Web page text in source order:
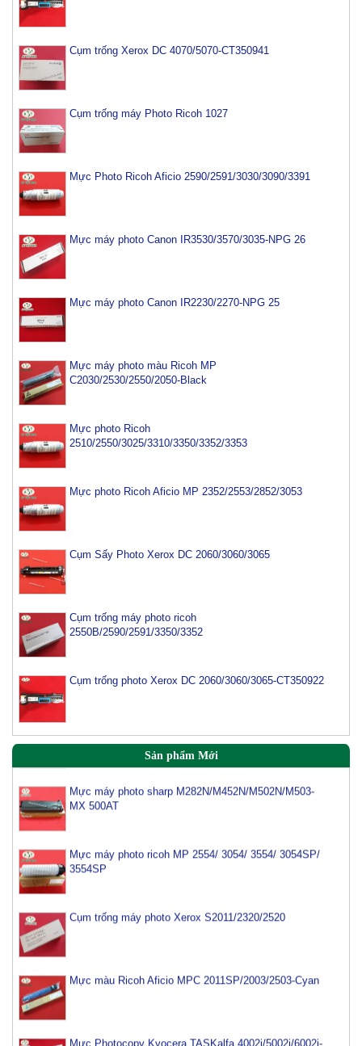
Cụm trống Xerox DC 4070/5070-CT350941
Cụm trống máy Photo Ricoh 1027
Mực Photo Ricoh Aficio 2590/2591/3030/3090/3391
Mực máy photo Canon IR3530/3570/3035-NPG 26
Mực máy photo Canon IR2230/2270-NPG 25
Mực máy photo màu Ricoh MP
C2030/2530/2550/2050-Black
Mực photo Ricoh
2510/2550/3025/3310/3350/3352/3353
Mực photo Ricoh Aficio MP 2352/2553/2852/3053
Cụm Sấy Photo Xerox DC 2060/3060/3065
Cụm trống máy photo ricoh
2550B/2590/2591/3350/3352
Cụm trống photo Xerox DC 2060/3060/3065-CT350922
Sản phẩm Mới
Mực máy photo sharp M282N/M452N/M502N/M503-
MX 500AT
3554SP
TK 6329